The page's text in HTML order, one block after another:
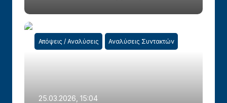
Απόψεις / Αναλύσεις Αναλύσεις Συντακτών
25.03.2026, 15:04